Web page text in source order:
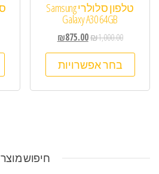
טלפון סלולרי Samsung
Galaxy A30 64GB
₪1,000.00
₪875.00
בחר אפשרויות
חיפוש מוצר